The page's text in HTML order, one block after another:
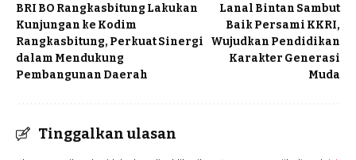
BRI BO Rangkasbitung Lakukan
Kunjungan ke Kodim
Rangkasbitung, Perkuat Sinergi
dalam Mendukung
Pembangunan Daerah
Lanal Bintan Sambut
Baik Persami KKRI,
Wujudkan Pendidikan
Karakter Generasi
Muda
Tinggalkan ulasan